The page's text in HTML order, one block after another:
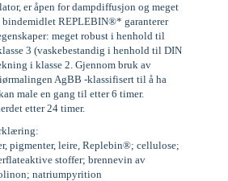
er åpen for dampdiffusjon og meget
bindemidlet REPLEBIN®* garanterer
meget robust i henhold til
3 (vaskebestandig i henhold til DIN
i klasse 2. Gjennom bruk av
AgBB -klassifisert til å ha
male en gang til etter 6 timer.
etter 24 timer.
pigmenter, leire, Replebin®; cellulose;
stoffer; brennevin av
natriumpyrition